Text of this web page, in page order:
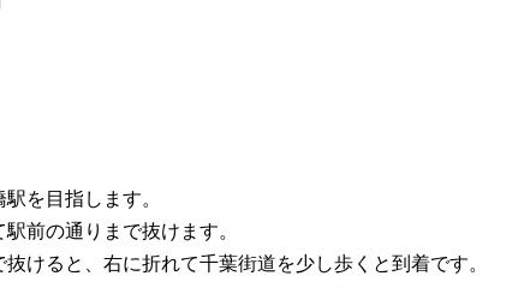
を目指します。
前の通りまで抜けます。
けると、右に折れて千葉街道を少し歩くと到着です。